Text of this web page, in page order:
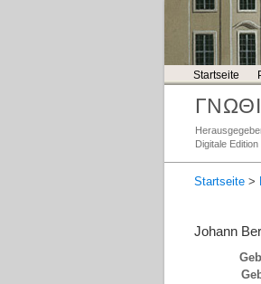
Startseite
Digitale
Startseite >
Johann